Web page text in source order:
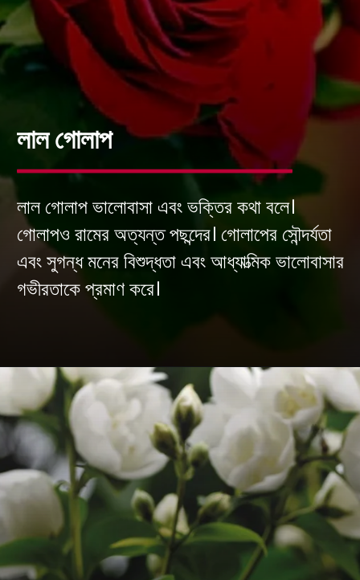
লাল গোলাপ ভালোবাসা এবং ভক্তির কথা বলে।
গোলাপও রামের অত্যন্ত পছন্দের। গোলাপের সৌন্দর্যতা
এবং সুগন্ধ মনের বিশুদ্ধতা এবং আধ্যাত্মিক ভালোবাসার
গভীরতাকে প্রমাণ করে।
লাল গোলাপ